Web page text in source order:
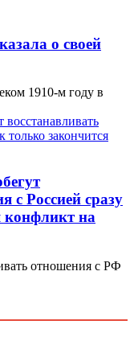
о своей
1910-м году в
с Россией сразу
конфликт на
отношения с РФ